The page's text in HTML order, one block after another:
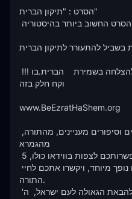
הסרט : "תיקון הברית"
להתעורר לתיקון הברית .
וקח חלק בזה
www.BeEzratHaShem.org
מהגמרא
התורה.